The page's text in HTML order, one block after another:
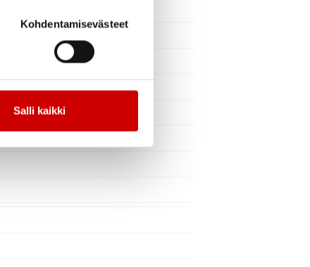
Kohdentamisevästeet
Salli kaikki